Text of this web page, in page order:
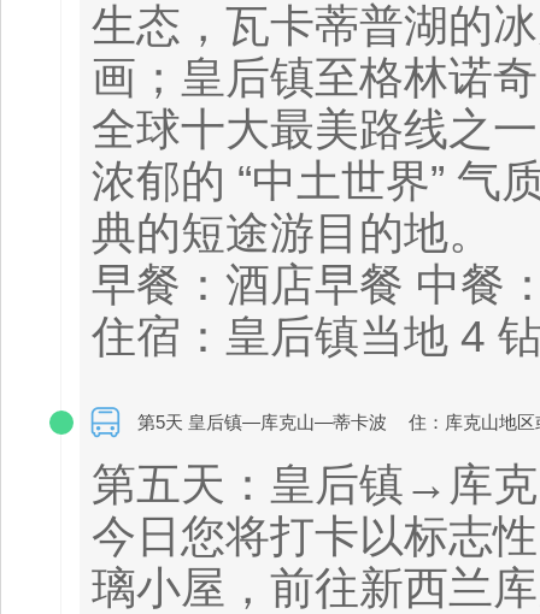
生态，瓦卡蒂普湖的
画；皇后镇至格林诺
全球十大最美路线之
浓郁的 “中土世界” 气
典的短途游目的地。
早餐：酒店早餐 中餐
住宿：皇后镇当地 4
第5天 皇后镇—库克山—蒂卡波 住：库克山地
第五天：皇后镇→库
今日您将打卡以标志
璃小屋，前往新西兰